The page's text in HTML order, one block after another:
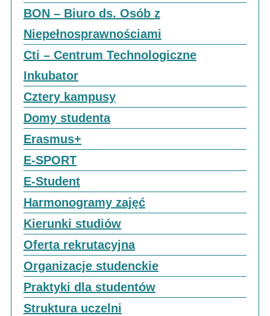
BON – Biuro ds. Osób z
Niepełnosprawnościami
Cti – Centrum Technologiczne
Inkubator
Cztery kampusy
Domy studenta
Erasmus+
E-SPORT
E-Student
Harmonogramy zajęć
Kierunki studiów
Oferta rekrutacyjna
Organizacje studenckie
Praktyki dla studentów
Struktura uczelni